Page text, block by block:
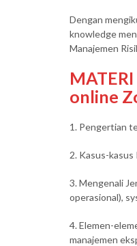
Dengan
knowledge
Manajemen
online
1. Pengertian
2. Kasus-
3. Mengenali
operasional),
4. Elemen-
manajemen